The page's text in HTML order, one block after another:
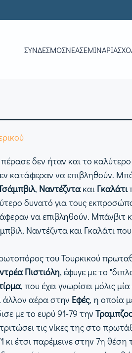
ΣΥΝΔΕΣΜΟΣΝΕΑΣΕΜΙΝΆΡΙΑ
δεν ήταν και το
κατάφεραν να επιβληθούν.
, Ναντέζντακαι Γκαλάτι
δυνατό για τους
να επιβληθούν. Μπάνβιτ
Ναντέζντα και Γκαλάτι
του Τουρκικού
Πιστιόλη, έφυγε με το
, που έχει γνωρίσει μόλις
άλλον αέρα στην Εφές, η οποία
με το ευρύ 91-79 την
τις νίκες της στο
έτσι παρέμεινε στην 7η θέση